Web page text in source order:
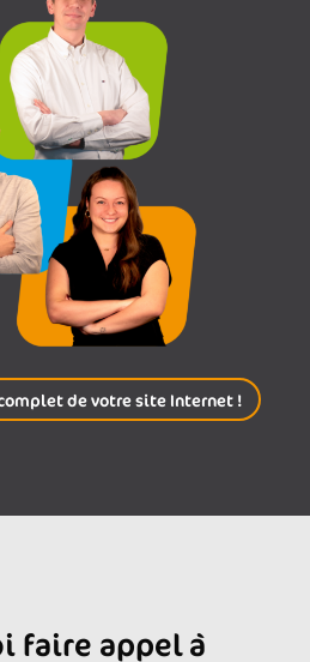
de votre site Internet !
faire appel à